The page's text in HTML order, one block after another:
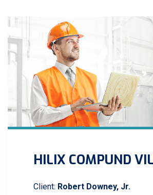
HILIX COMPUND
Client: Robert Downey, Jr.